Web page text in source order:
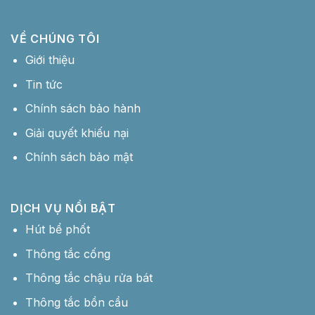
VỀ CHÚNG TÔI
Giới thiệu
Tin tức
Chính sách bảo hành
Giải quyết khiếu nại
Chính sách bảo mật
DỊCH VỤ NỔI BẬT
Hút bể phốt
Thông tắc cống
Thông tắc chậu rửa bát
Thông tắc bồn cầu